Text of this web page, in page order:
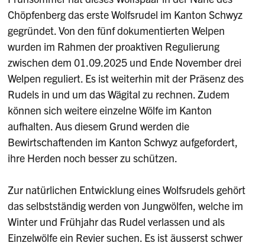
Chöpfenberg das erste Wolfsrudel im Kanton Schwyz
gegründet. Von den fünf dokumentierten Welpen
wurden im Rahmen der proaktiven Regulierung
zwischen dem 01.09.2025 und Ende November drei
Welpen reguliert. Es ist weiterhin mit der Präsenz des
Rudels in und um das Wägital zu rechnen. Zudem
können sich weitere einzelne Wölfe im Kanton
aufhalten. Aus diesem Grund werden die
Bewirtschaftenden im Kanton Schwyz aufgefordert,
ihre Herden noch besser zu schützen.
Zur natürlichen Entwicklung eines Wolfsrudels gehört
das selbstständig werden von Jungwölfen, welche im
Winter und Frühjahr das Rudel verlassen und als
Einzelwölfe ein Revier suchen. Es ist äusserst schwer